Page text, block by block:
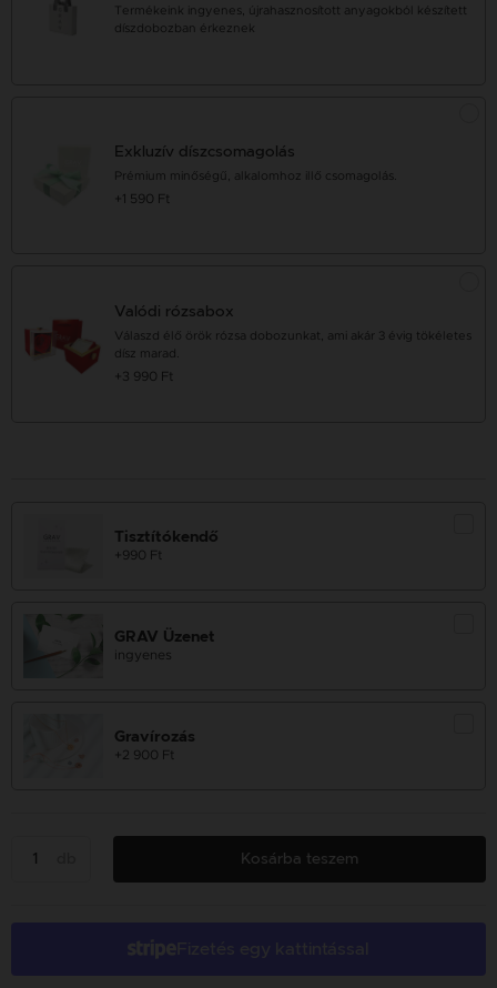
Termékeink ingyenes, újrahasznosított anyagokból készített
díszdobozban érkeznek
Exkluzív díszcsomagolás
Prémium minőségű, alkalomhoz illő csomagolás.
+1 590 Ft
Valódi rózsabox
Válaszd élő örök rózsa dobozunkat, ami akár 3 évig tökéletes
dísz marad.
+3 990 Ft
Tisztítókendő
+990 Ft
GRAV Üzenet
ingyenes
Gravírozás
+2 900 Ft
Kosárba teszem